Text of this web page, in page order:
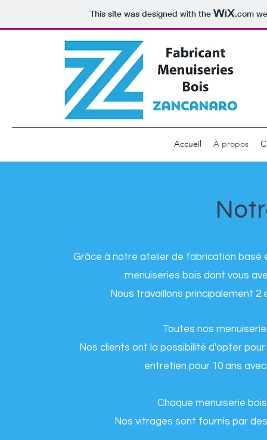
This site was designed with the .com
Accueil À propos
Grâce à notre atelier de fabrication basé
menuiseries bois dont vous
Nous travaillons principalement
Toutes nos
Nos clients ont la possibilité d'opter
entretien pour 10 ans
Chaque menuiserie
Nos vitrages sont fournis par